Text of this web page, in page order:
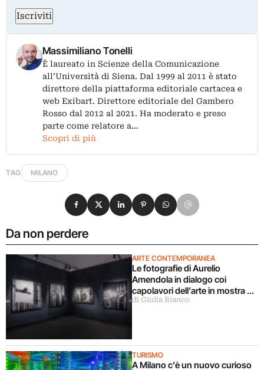
Iscriviti
Massimiliano Tonelli
È laureato in Scienze della Comunicazione
all’Università di Siena. Dal 1999 al 2011 è stato
direttore della piattaforma editoriale cartacea e
web Exibart. Direttore editoriale del Gambero
Rosso dal 2012 al 2021. Ha moderato e preso
parte come relatore a…
Scopri di più
TAG MILANO
Da non perdere
ARTE CONTEMPORANEA
Le fotografie di Aurelio
Amendola in dialogo coi
capolavori dell’arte in mostra a
Milano
di Giulia Bianco
TURISMO
A Milano c’è un nuovo curioso
Condividi su Facebook
Condividi su X
Condividi su LinkedIn
Condividi su Pinterest
Condividi su WhatsApp
Condividi su Email